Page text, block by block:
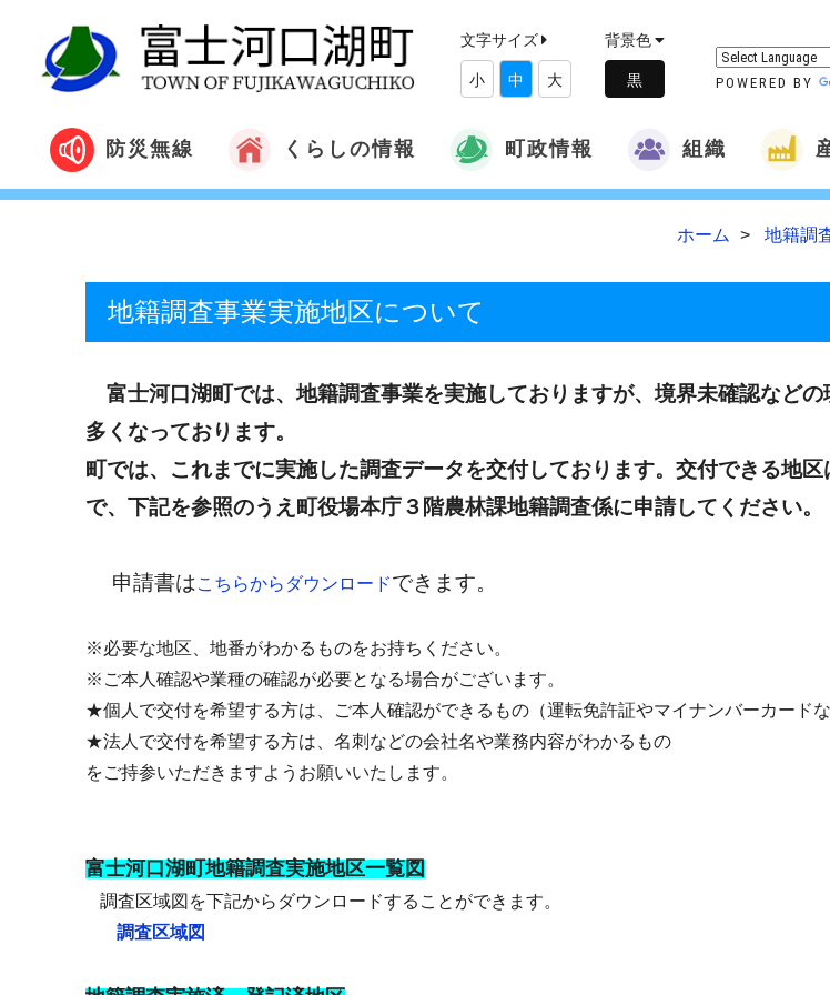
文字サイズ
小 中 大
背景色
POWERED BY
防災無線 くらしの情報 町政情報 組織
ホーム 地籍調
地籍調査事業実施地区について
富士河口湖町では、地籍調査事業を実施しておりますが、境界未確認など
多くなっております。
町では、これまでに実施した調査データを交付しております。交付できる地
で、下記を参照のうえ町役場本庁３階農林課地籍調査係に申請してください。
申請書はこちらからダウンロードできます。
※必要な地区、地番がわかるものをお持ちください。
※ご本人確認や業種の確認が必要となる場合がございます。
★個人で交付を希望する方は、ご本人確認ができるもの（運転免許証やマイナンバーカードな
★法人で交付を希望する方は、名刺などの会社名や業務内容がわかるもの
をご持参いただきますようお願いいたします。
富士河口湖町地籍調査実施地区一覧図
調査区域図を下記からダウンロードすることができます。
調査区域図